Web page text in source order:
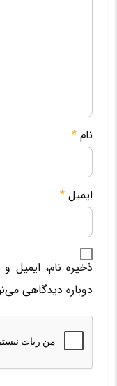
نام *
ایمیل *
ذخیره نام، ایمیل
دوباره دیدگاهی